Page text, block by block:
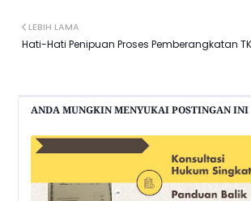
LEBIH LAMA
Hati-Hati Penipuan Proses Pemberangkatan
ANDA MUNGKIN MENYUKAI POSTINGAN INI